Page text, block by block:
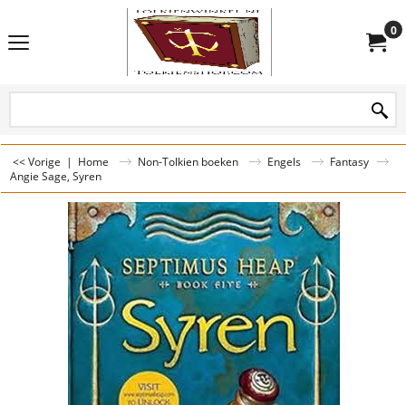
0
<< Vorige | Home Non-Tolkien boeken Engels
Fantasy
Angie Sage, Syren